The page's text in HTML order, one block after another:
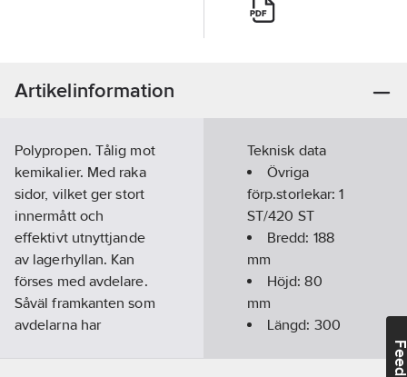
Artikelinformation
Polypropen. Tålig mot
kemikalier. Med raka
sidor, vilket ger stort
innermått och
effektivt utnyttjande
av lagerhyllan. Kan
förses med avdelare.
Såväl framkanten som
avdelarna har
Teknisk data
Övriga
förp.storlekar:1
ST/420 ST
Bredd: 188
mm
Höjd:80
mm
Längd: 300